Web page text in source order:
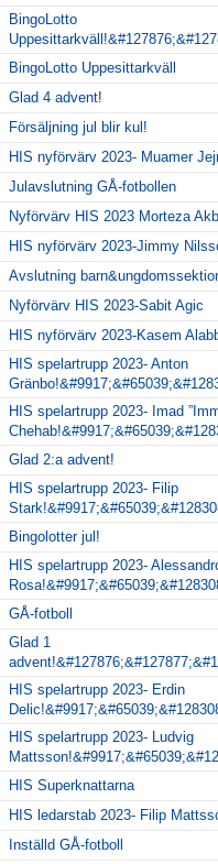
BingoLotto
BingoLotto Uppesittarkväll
Glad 4 advent!
Försäljning jul blir kul!
HIS nyförvärv 2023- Muamer
Julavslutning GÅ-fotbollen
Nyförvärv HIS 2023 Morteza
HIS nyförvärv 2023-Jimmy
Avslutning
Nyförvärv HIS 2023-Sabit Agic
HIS nyförvärv 2023-Kasem
HIS spelartrupp 2023- Anton
HIS spelartrupp 2023- Imad
Glad 2:a advent!
HIS spelartrupp 2023- Filip
Bingolotter jul!
HIS spelartrupp 2023-
GÅ-fotboll
Glad 1
HIS spelartrupp 2023- Erdin
HIS spelartrupp 2023- Ludvig
HIS Superknattarna
HIS ledarstab 2023- Filip
Inställd GÅ-fotboll